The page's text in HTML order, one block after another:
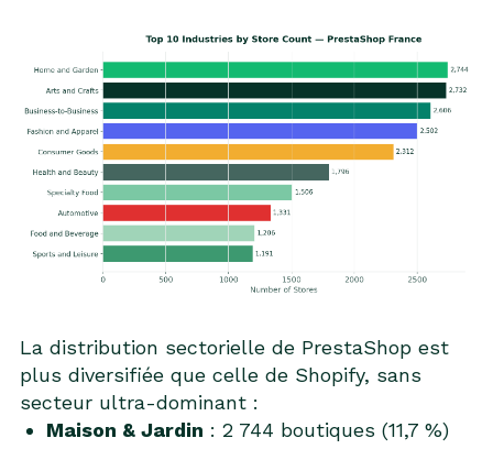
La distribution sectorielle de PrestaShop est
plus diversifiée que celle de Shopify, sans
secteur ultra-dominant :
Maison & Jardin : 2 744 boutiques (11,7 %)